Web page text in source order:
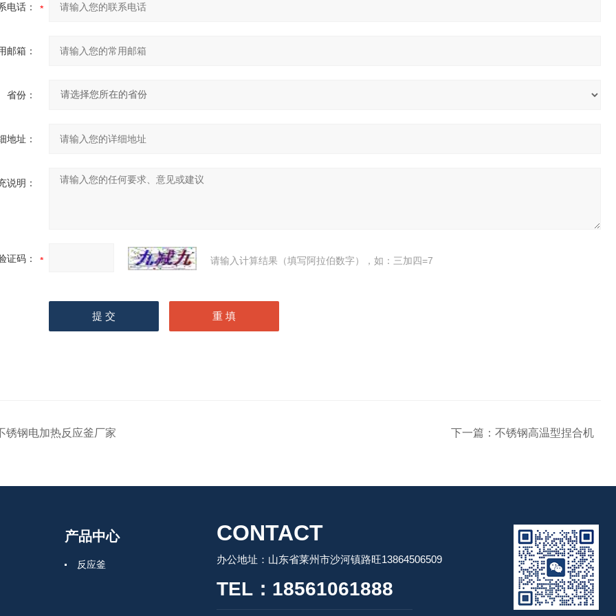
电话：
邮箱：
省份：
地址：
说明：
证码： 请输入计算结果（填写阿拉伯数字），如：三加四=7
锈钢电加热反应釜厂家 下一篇： 不锈钢高温型捏合机
产品中心
反应釜
CONTACT
办公地址：山东省莱州市沙河镇路旺13864506509
TEL：18561061888